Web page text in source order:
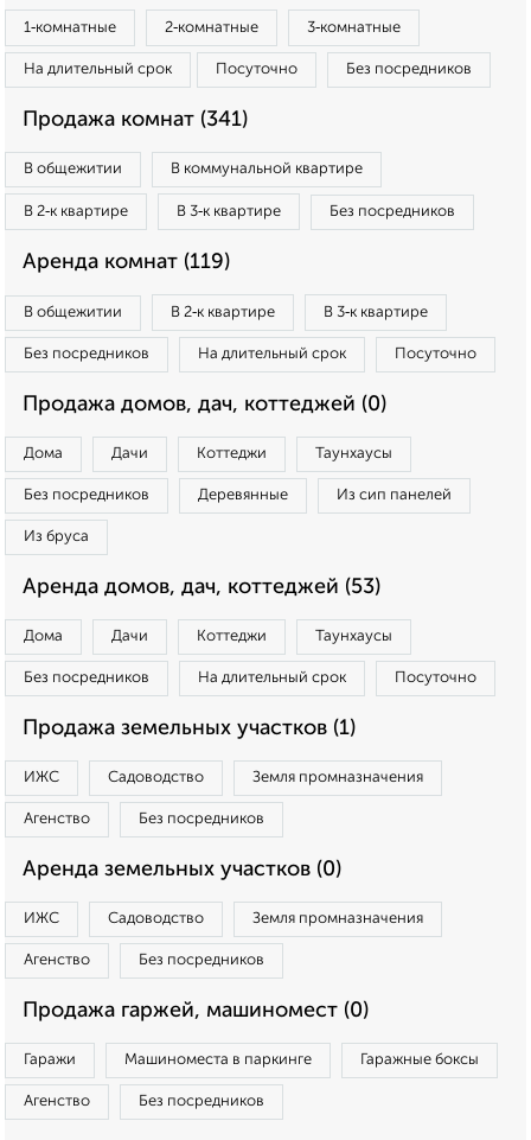
1‑комнатные 2‑комнатные 3‑комнатные
На длительный срок Посуточно Без посредников
Продажа комнат (341)
В общежитии В коммунальной квартире
В 2‑к квартире В 3‑к квартире Без посредников
Аренда комнат (119)
В общежитии В 2‑к квартире В 3‑к квартире
Без посредников На длительный срок Посуточно
Продажа домов, дач, коттеджей (0)
Дома Дачи Коттеджи Таунхаусы
Без посредников Деревянные Из сип панелей
Из бруса
Аренда домов, дач, коттеджей (53)
Дома Дачи Коттеджи Таунхаусы
Без посредников На длительный срок Посуточно
Продажа земельных участков (1)
ИЖС Садоводство Земля промназначения
Агенство Без посредников
Аренда земельных участков (0)
ИЖС Садоводство Земля промназначения
Агенство Без посредников
Продажа гаржей, машиномест (0)
Гаражи Машиноместа в паркинге Гаражные боксы
Агенство Без посредников